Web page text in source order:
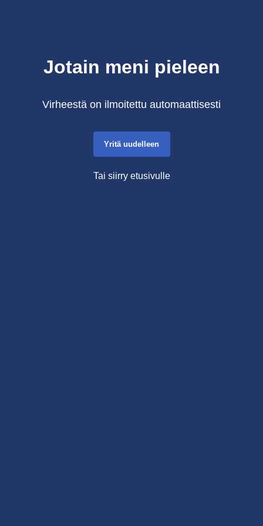
Jotain meni pieleen
Virheestä on ilmoitettu automaattisesti
Yritä uudelleen
Tai siirry etusivulle